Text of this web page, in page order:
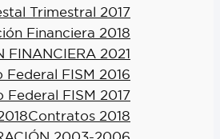
Trimestral 2017
Financiera 2018
FINANCIERA 2021
FISM 2016
FISM 2017
Contratos 2018